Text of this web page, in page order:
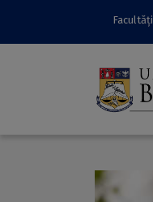
Facultăți